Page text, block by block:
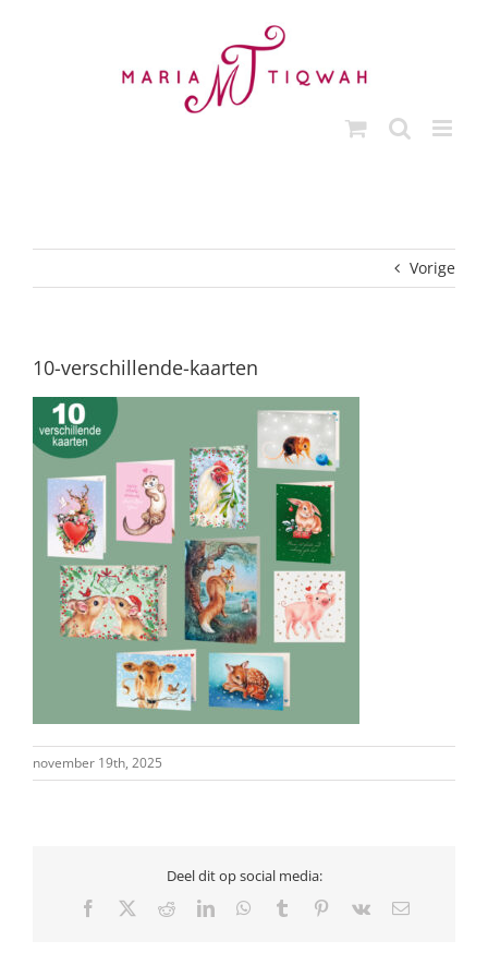
Vorige
10-verschillende-kaarten
november 19th, 2025
Deel dit op social media:
Facebook RedditLinkedInWhatsApp
Tumblr Pinterest
Vk
E-